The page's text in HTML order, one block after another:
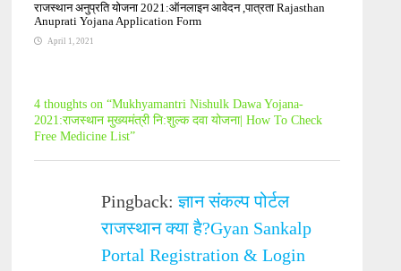
राजस्थान अनुप्रति योजना 2021:ऑनलाइन आवेदन ,पात्रता Rajasthan
Anuprati Yojana Application Form
April 1, 2021
4 thoughts on “Mukhyamantri Nishulk Dawa Yojana-
2021:राजस्थान मुख्यमंत्री नि:शुल्क दवा योजना| How To Check
Free Medicine List”
Pingback:ज्ञान संकल्प पोर्टल
राजस्थान क्या है?Gyan Sankalp
Portal Registration & Login